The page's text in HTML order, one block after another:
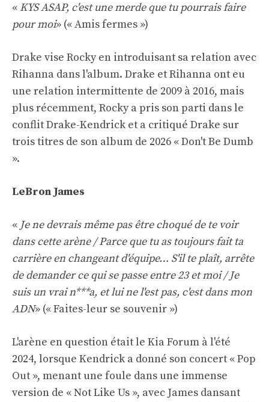
« KYS ASAP, c'est une merde que tu pourrais faire
pour moi» (« Amis fermes »)
Drake vise Rocky en introduisant sa relation avec
Rihanna dans l'album. Drake et Rihanna ont eu
une relation intermittente de 2009 à 2016, mais
plus récemment, Rocky a pris son parti dans le
conflit Drake-Kendrick et a critiqué Drake sur
trois titres de son album de 2026 « Don't Be Dumb
».
LeBron James
« Je ne devrais même pas être choqué de te voir
dans cette arène / Parce que tu as toujours fait ta
carrière en changeant d'équipe… S'il te plaît, arrête
de demander ce qui se passe entre 23 et moi / Je
suis un vrai n***a, et lui ne l'est pas, c'est dans mon
ADN» (« Faites-leur se souvenir »)
L'arène en question était le Kia Forum à l'été
2024, lorsque Kendrick a donné son concert « Pop
Out », menant une foule dans une immense
version de « Not Like Us », avec James dansant